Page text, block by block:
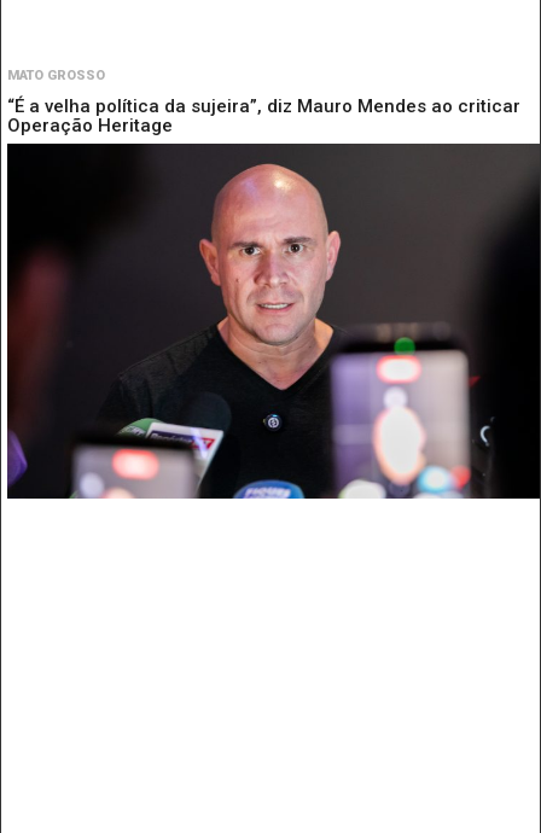
MATO GROSSO
“É a velha política da sujeira”, diz Mauro Mendes ao criticar
Operação Heritage